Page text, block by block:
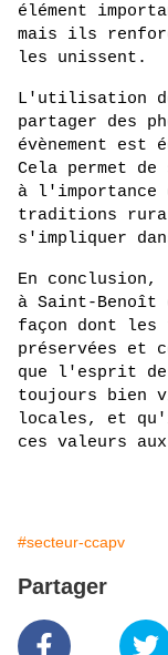
élément
mais ils
les unissent.
L'utilisation
partager des
évènement est
Cela permet
à l'importance
traditions
s'impliquer
En
à Saint-Benoît
façon dont
préservées et
que l'esprit
toujours bien
locales, et
ces valeurs
#secteur-ccapv
Partager